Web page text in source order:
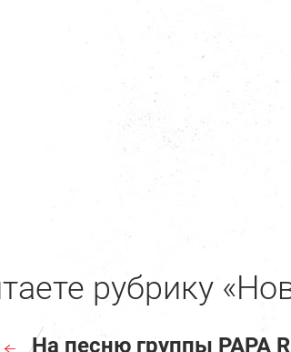
рубрику
На песню группы PAPA